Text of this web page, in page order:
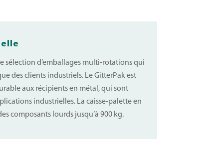
sélection d’emballages multi-rotations qui
des clients industriels. Le GitterPak est
aux récipients en métal, qui sont
industrielles. La caisse-palette en
composants lourds jusqu’à 900 kg.